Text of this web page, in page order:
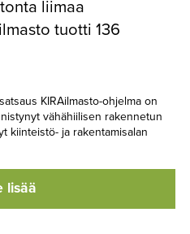
liimaa
tuotti 136
KIRAilmasto-ohjelma on
vähähiilisen rakennetun
kiinteistö- ja rakentamisalan
lisää